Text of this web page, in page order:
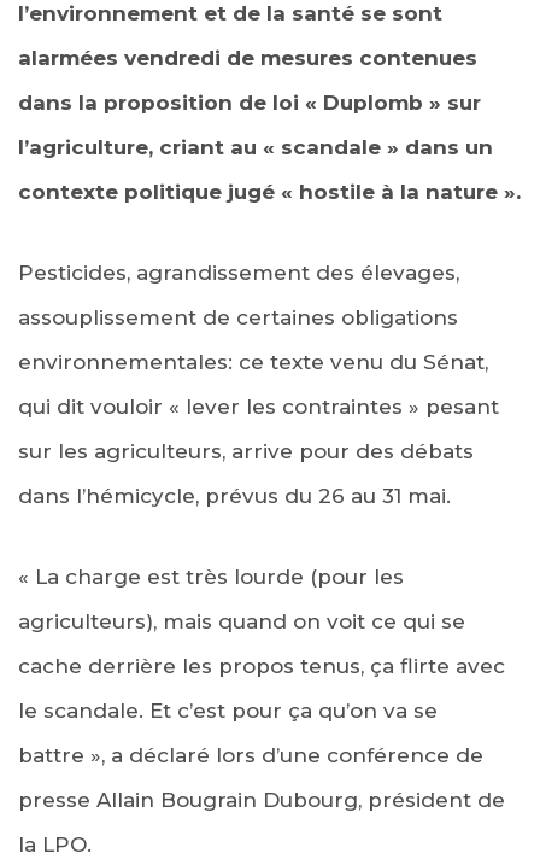
l’environnement et de la santé se sont
alarmées vendredi de mesures contenues
dans la proposition de loi « Duplomb » sur
l’agriculture, criant au « scandale » dans un
contexte politique jugé « hostile à la nature ».
Pesticides, agrandissement des élevages,
assouplissement de certaines obligations
environnementales: ce texte venu du Sénat,
qui dit vouloir « lever les contraintes » pesant
sur les agriculteurs, arrive pour des débats
dans l’hémicycle, prévus du 26 au 31 mai.
« La charge est très lourde (pour les
agriculteurs), mais quand on voit ce qui se
cache derrière les propos tenus, ça flirte avec
le scandale. Et c’est pour ça qu’on va se
battre », a déclaré lors d’une conférence de
presse Allain Bougrain Dubourg, président de
la LPO.